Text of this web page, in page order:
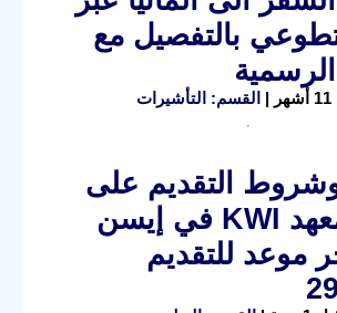
بالتفصيل مع
| القسم: التأشيرات
التقديم على
زمالات معهد KWI في إيسن
موعد للتقديم